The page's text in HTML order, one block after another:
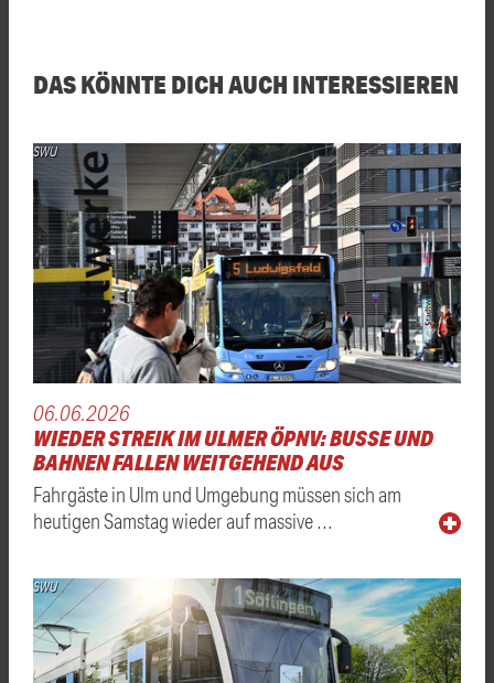
DAS KÖNNTE DICH AUCH INTERESSIEREN
SWU
06.06.2026
WIEDER STREIK IM ULMER ÖPNV: BUSSE UND
BAHNEN FALLEN WEITGEHEND AUS
Fahrgäste in Ulm und Umgebung müssen sich am
heutigen Samstag wieder auf massive …
SWU